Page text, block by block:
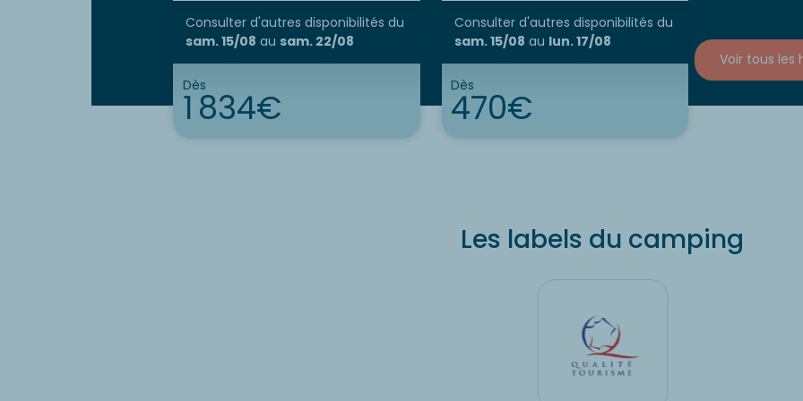
Consulter d'autres disponibilités du
sam. 15/08 au sam. 22/08
Dès
1 834€
Consulter d'autres disponibilités du
sam. 15/08 au lun. 17/08
Dès
470€
Voir tous les
Les labels du camping